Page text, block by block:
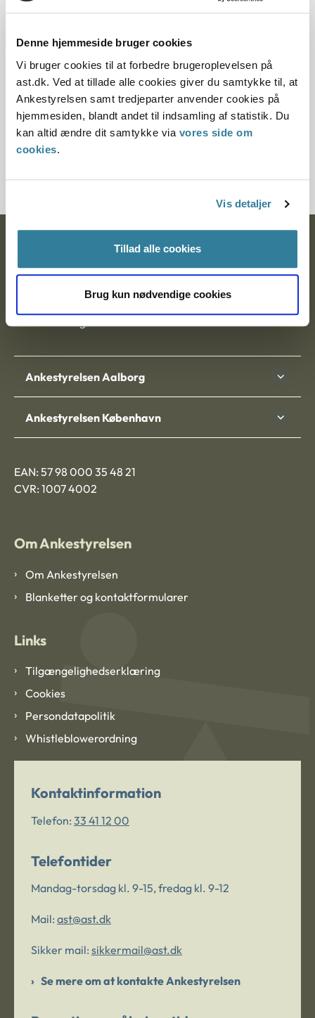
Denne hjemmeside bruger cookies
Vi bruger cookies til at forbedre brugeroplevelsen på
ast.dk. Ved at tillade alle cookies giver du samtykke til, at
Ankestyrelsen samt tredjeparter anvender cookies på
hjemmesiden, blandt andet til indsamling af statistik. Du
kan altid ændre dit samtykke via vores side om
cookies.
Vis detaljer
Tillad alle cookies
Brug kun nødvendige cookies
2019, da den ikke længere har vejledningsværdi.
Paragraf
§ 26 § 33 § 4 § 11 § 31 § 30 § 32
Journalnummer
Postadresse:
9000 Aalborg
Ankestyrelsen Aalborg
Ankestyrelsen København
EAN: 57 98 000 35 48 21
CVR: 1007 4002
Om Ankestyrelsen
Om Ankestyrelsen
Blanketter og kontaktformularer
Links
Tilgængelighedserklæring
Cookies
Persondatapolitik
Whistleblowerordning
Kontaktinformation
Telefon: 33 41 12 00
Telefontider
Mandag-torsdag kl. 9-15, fredag kl. 9-12
Mail: ast@ast.dk
Sikker mail: sikkermail@ast.dk
Se mere om at kontakte Ankestyrelsen